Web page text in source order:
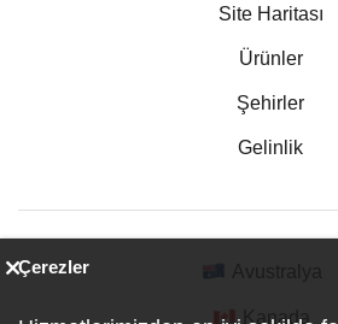
Site Haritası
Ürünler
Şehirler
Gelinlik
Kanada
Çerezler